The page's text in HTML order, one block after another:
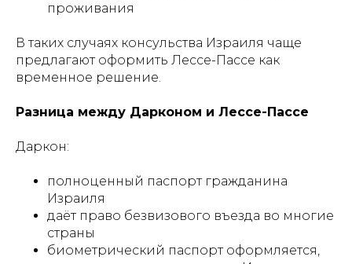
проживания
В таких случаях консульства Израиля чаще
предлагают оформить Лессе-Пассе как
временное решение.
Разница между Дарконом и Лессе-Пассе
Даркон:
полноценный паспорт гражданина
Израиля
даёт право безвизового въезда во многие
страны
биометрический паспорт оформляется,